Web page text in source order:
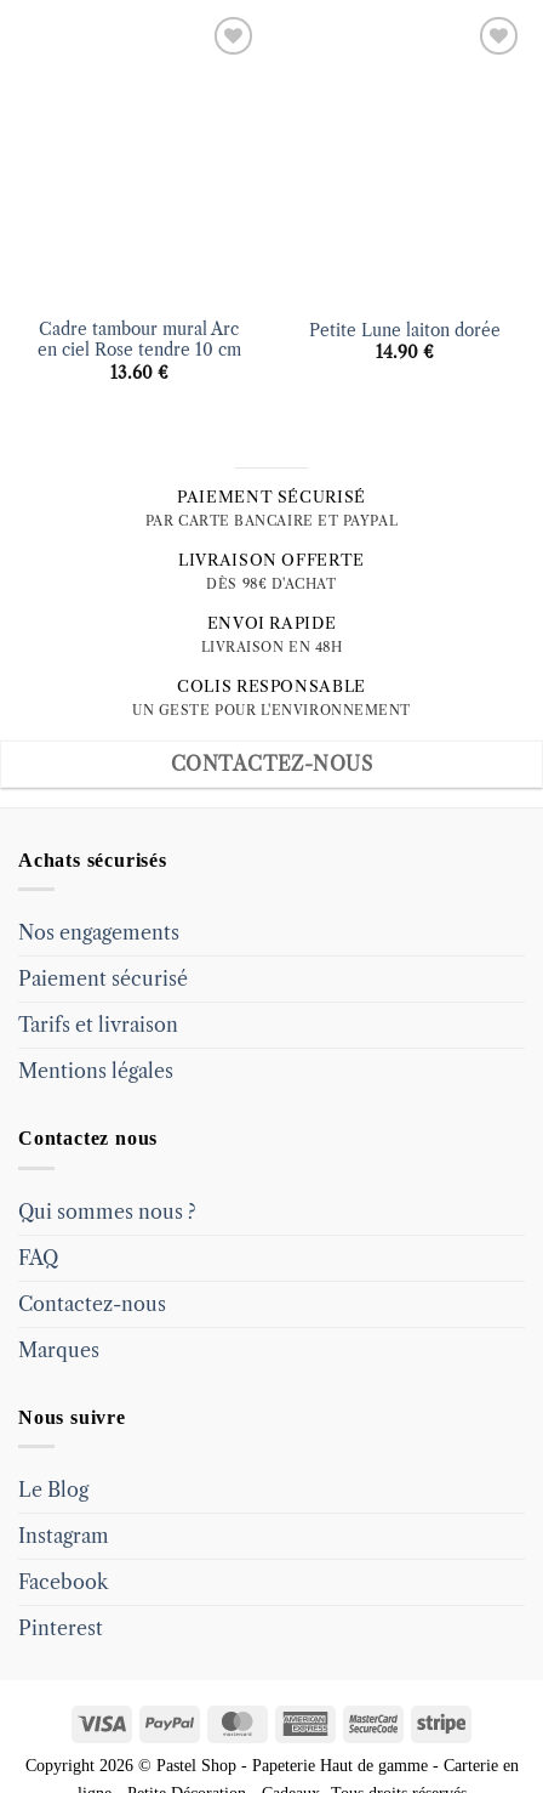
Cadre tambour mural Arc
en ciel Rose tendre 10 cm
13.60 €
Petite Lune laiton dorée
14.90 €
PAIEMENT SÉCURISÉ
PAR CARTE BANCAIRE ET PAYPAL
LIVRAISON OFFERTE
DÈS 98€ D'ACHAT
ENVOI RAPIDE
LIVRAISON EN 48H
COLIS RESPONSABLE
UN GESTE POUR L'ENVIRONNEMENT
CONTACTEZ-NOUS
Achats sécurisés
Nos engagements
Paiement sécurisé
Tarifs et livraison
Mentions légales
Contactez nous
Qui sommes nous ?
FAQ
Contactez-nous
Marques
Nous suivre
Le Blog
Instagram
Facebook
Pinterest
Visa PayPal MasterCardAmericanMasterCardStripe
Copyright 2026 © Pastel Shop - Papeterie Haut de gamme - Carterie en